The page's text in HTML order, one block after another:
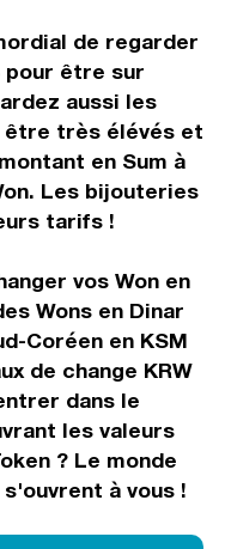
de regarder
pour être sur
aussi les
être très élévés et
en Sum à
Les bijouteries
tarifs !
vos Won en
Wons en Dinar
Coréen en KSM
de change KRW
dans le
les valeurs
? Le monde
à vous !